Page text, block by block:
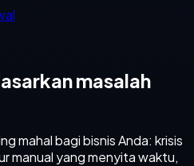
masalah
mahal bagi bisnis Anda: krisis
manual yang menyita waktu,